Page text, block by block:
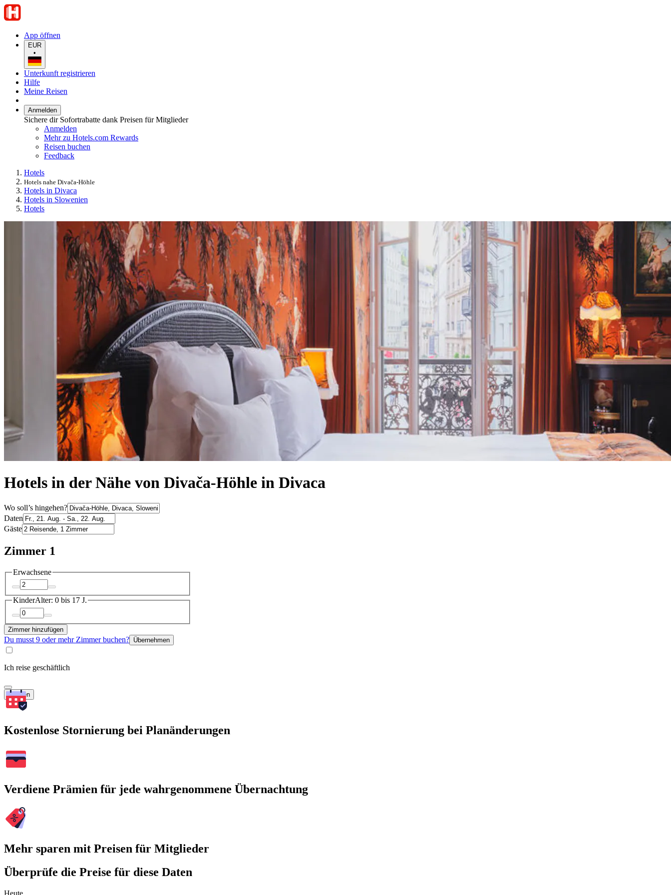
App öffnen
EUR
•
Unterkunft registrieren
Hilfe
Meine Reisen
Anmelden
Sichere dir Sofortrabatte dank Preisen für Mitglieder
Anmelden
Mehr zu Hotels.com Rewards
Reisen buchen
Feedback
Hotels
Hotels nahe Divača-Höhle
Hotels in Divaca
Hotels in Slowenien
Hotels
Hotels in der Nähe von Divača-Höhle in Divaca
Wo soll’s hingehen?
Daten
Gäste
Zimmer 1
Erwachsene
KinderAlter: 0 bis 17 J.
Zimmer hinzufügen
Du musst 9 oder mehr Zimmer buchen? Übernehmen
Ich reise geschäftlich
Suchen
Kostenlose Stornierung bei Planänderungen
Verdiene Prämien für jede wahrgenommene Übernachtung
Mehr sparen mit Preisen für Mitglieder
Überprüfe die Preise für diese Daten